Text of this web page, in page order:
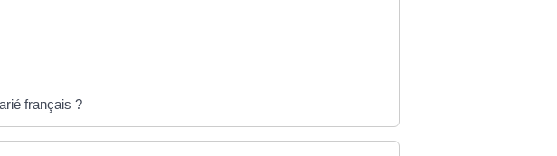
français ?